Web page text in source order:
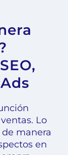
Lo
manera
en